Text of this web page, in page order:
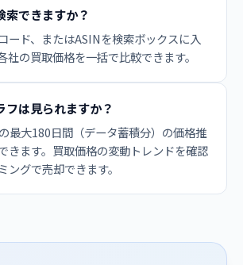
索できますか？
ード、またはASINを検索ボックスに入
社の買取価格を一括で比較できます。
フは見られますか？
最大180日間（データ蓄積分）の価格推
きます。買取価格の変動トレンドを確認
ングで売却できます。